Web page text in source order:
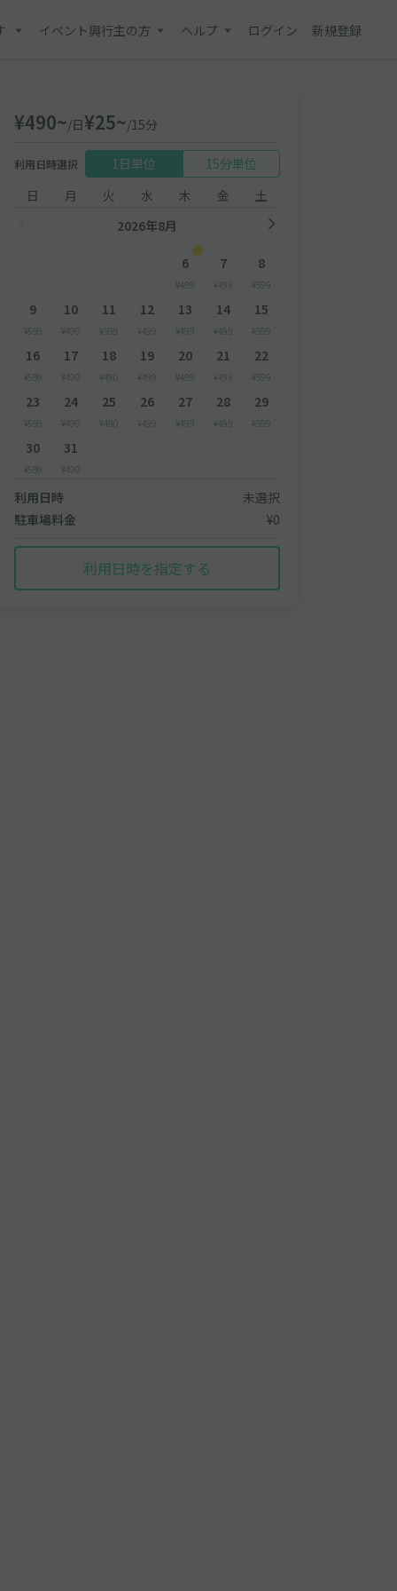
イベント興行主の方 ヘルプ ログイン 新規登録
¥490~/日¥25~/15分
利用日時選択 1日単位
15分単位
日
月 火 水 木 金
土
2026年8月
6
¥499
7
¥499
8
¥599
9
¥599
10
¥490
11
¥599
12
¥499
13
¥499
14
¥499
15
¥599
16
¥599
17
¥490
18
¥490
19
¥499
20
¥499
21
¥499
22
¥599
23
¥599
24
¥490
25
¥490
26
¥499
27
¥499
28
¥499
29
¥599
30
¥599
31
¥490
利用日時
未選択
駐車場料金
¥0
利用日時を指定する